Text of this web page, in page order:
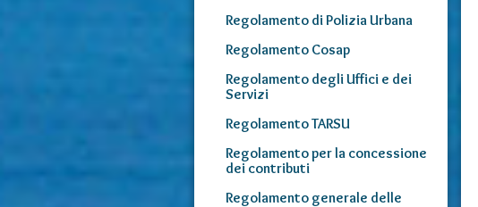
Regolamento di Polizia Urbana
Regolamento Cosap
Regolamento degli Uffici e dei
Servizi
Regolamento TARSU
Regolamento per la concessione
dei contributi
Regolamento generale delle